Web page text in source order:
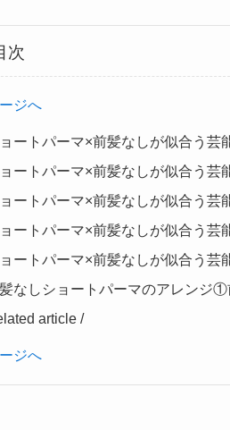
次
ジへ
ートパーマ×前髪なしが似合う
ートパーマ×前髪なしが似合う芸
ートパーマ×前髪なしが似合う芸
ートパーマ×前髪なしが似合う芸
ートパーマ×前髪なしが似合う
なしショートパーマのアレンジ①
article /
ジへ